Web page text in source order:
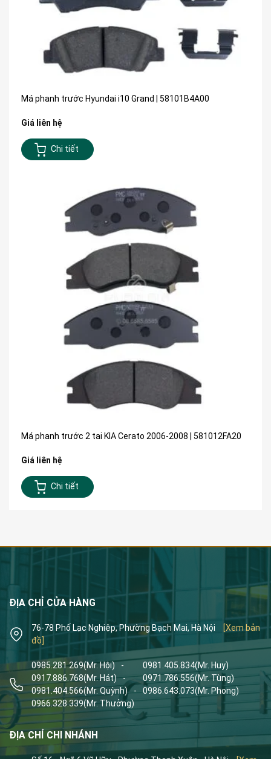
Má phanh trước Hyundai i10 Grand | 58101B4A00
Giá liên hệ
Chi tiết
Má phanh trước 2 tai KIA Cerato 2006-2008 | 581012FA20
Giá liên hệ
Chi tiết
ĐỊA CHỈ CỬA HÀNG
76-78 Phố Lạc Nghiệp, Phường Bạch Mai, Hà Nội
[Xem bản
đồ]
0985.281.269(Mr. Hội) - 0981.405.834(Mr. Huy)
0917.886.768(Mr. Hát) - 0971.786.556(Mr. Tùng)
0981.404.566(Mr. Quỳnh) - 0986.643.073(Mr. Phong)
0966.328.339(Mr. Thưởng)
ĐỊA CHỈ CHI NHÁNH